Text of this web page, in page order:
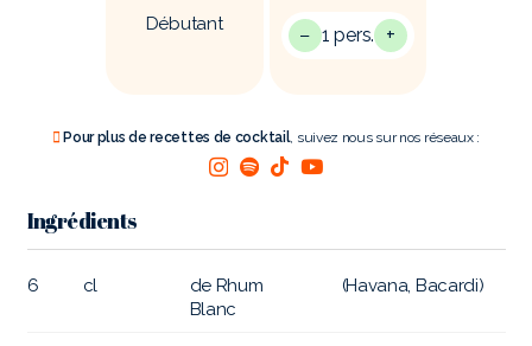
Débutant − 1 pers. +
Pour plus de recettes de cocktail, suivez nous sur nos réseaux :
Ingrédients
6 cl
de Rhum
Blanc
(Havana, Bacardi)